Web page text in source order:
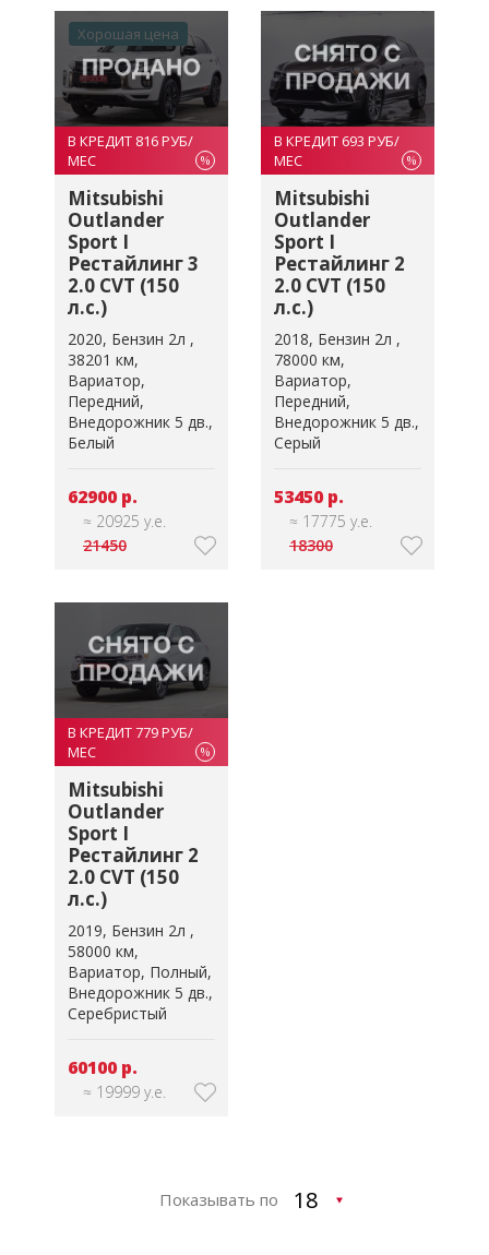
Хорошая цена
В КРЕДИТ 816 РУБ/
МЕС
%
Mitsubishi
Outlander
Sport I
Рестайлинг 3
2.0 CVT (150
л.с.)
2020 Бензин 2л
38201 км
Вариатор
Передний
Внедорожник 5 дв.
Белый
62900 р.
≈ 20925 у.е.
21450
В КРЕДИТ 693 РУБ/
МЕС
%
Mitsubishi
Outlander
Sport I
Рестайлинг 2
2.0 CVT (150
л.с.)
2018 Бензин 2л
78000 км
Вариатор
Передний
Внедорожник 5 дв.
Серый
53450 р.
≈ 17775 у.е.
18300
В КРЕДИТ 779 РУБ/
МЕС
%
Mitsubishi
Outlander
Sport I
Рестайлинг 2
2.0 CVT (150
л.с.)
2019 Бензин 2л
58000 км
Вариатор Полный
Внедорожник 5 дв.
Серебристый
60100 р.
≈ 19999 у.е.
Показывать по